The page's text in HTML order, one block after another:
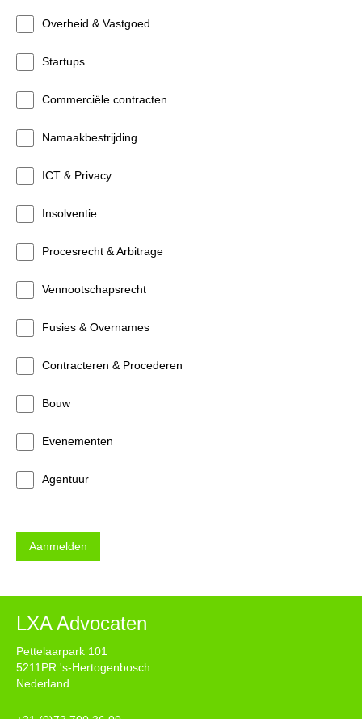
Overheid & Vastgoed
Startups
Commerciële contracten
Namaakbestrijding
ICT & Privacy
Insolventie
Procesrecht & Arbitrage
Vennootschapsrecht
Fusies & Overnames
Contracteren & Procederen
Bouw
Evenementen
Agentuur
LXA Advocaten
Pettelaarpark 101
5211PR 's-Hertogenbosch
Nederland